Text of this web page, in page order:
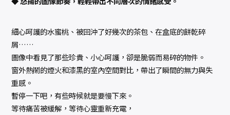
細心呵護的水蜜桃、被回沖了好幾次的茶包、在盒底的餅乾碎
屑……
圖像中看見了那些珍貴、小心呵護，卻是脆弱而易碎的物件。
窗外熱鬧的煙火和漆黑的室內空間對比，帶出了瞬間的無力與失
重感。
暫停一下吧，有些時候就是要慢下來。
等待痛苦被緩解，等待心靈重新充電，